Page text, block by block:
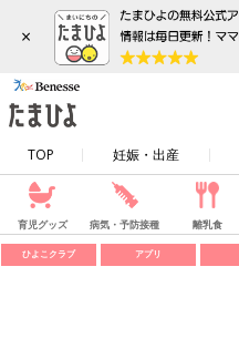
×
TOP 妊娠・出産
育児グッズ 病気・予防接種 離乳食
ひよこクラブ アプリ